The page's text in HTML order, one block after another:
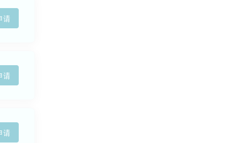
请
请
请